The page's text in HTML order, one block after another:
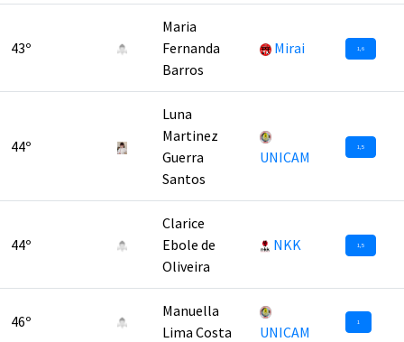
43º
Maria
Fernanda
Barros
Mirai 1,6
44º
Luna
Martinez
Guerra
Santos
UNICAM
1,5
44º
Clarice
Ebole de
Oliveira
NKK 1,5
46º
Manuella
Lima Costa
UNICAM
1